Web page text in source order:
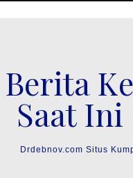
Berita
Saat
Drdebnov.com Situs